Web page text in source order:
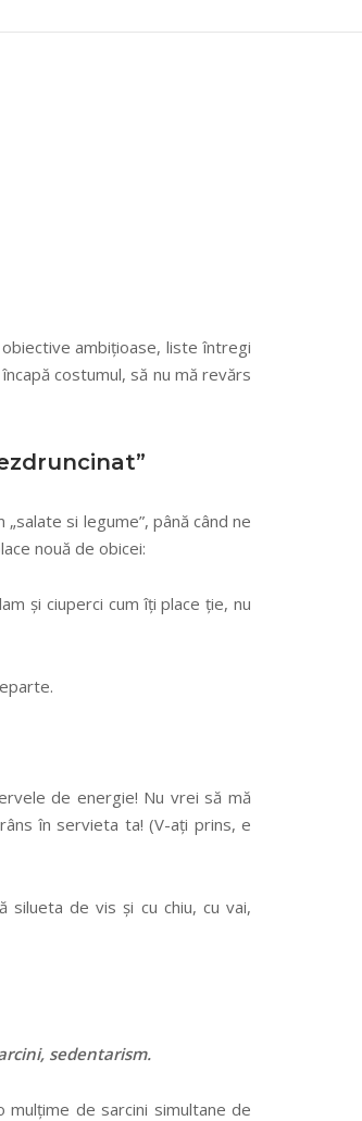
ambițioase, liste întregi
costumul, să nu mă revărs
si legume”, până când ne
nouă de obicei:
și ciuperci cum îți place ție, nu
de energie! Nu vrei să mă
în servieta ta! (V-ați prins, e
silueta de vis și cu chiu, cu vai,
sedentarism.
de sarcini simultane de